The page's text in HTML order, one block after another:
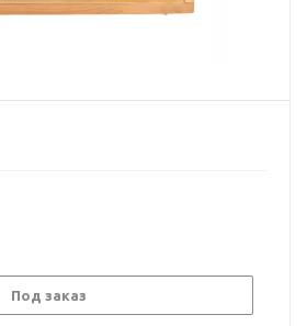
Под заказ